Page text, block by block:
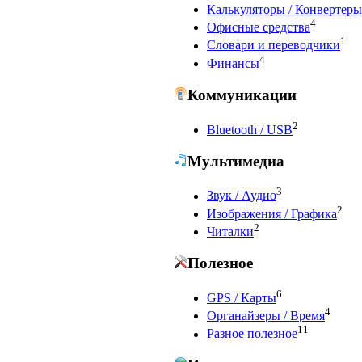
Калькуляторы / Конвертеры
Офисные средства4
Словари и переводчики1
Финансы4
Коммуникации
Bluetooth / USB2
Мультимедиа
Звук / Аудио3
Изображения / Графика2
Читалки2
Полезное
GPS / Карты6
Органайзеры / Время4
Разное полезное11